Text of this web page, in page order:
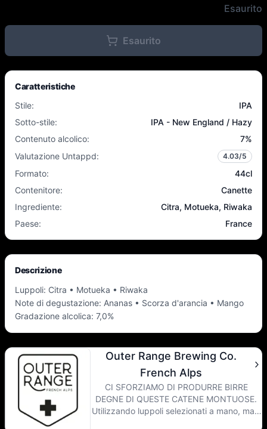
Outer Range Brewing Co. Esaurito
Esaurito
Caratteristiche
Stile:
IPA
Sotto-stile:
IPA - New England / Hazy
Contenuto alcolico: 7%
Valutazione Untappd: 4.03/5
Formato:
44cl
Contenitore:
Canette
Ingrediente:
Citra, Motueka, Riwaka
Paese: France
Descrizione
Luppoli: Citra • Motueka • Riwaka
Note di degustazione: Ananas • Scorza d'arancia • Mango
Gradazione alcolica: 7,0%
Outer Range Brewing Co.
French Alps
CI SFORZIAMO DI PRODURRE BIRRE
DEGNE DI QUESTE CATENE MONTUOSE.
Utilizzando luppoli selezionati a mano, malti